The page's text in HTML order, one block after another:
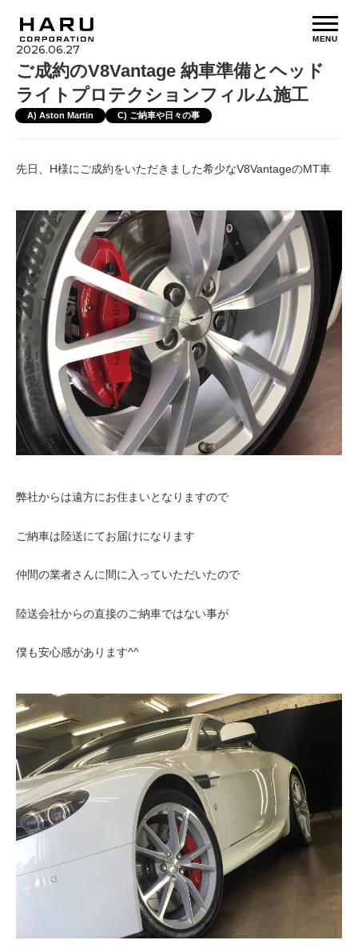
MENU
2026.06.27
ご成約のV8Vantage 納車準備とヘッド
ライトプロテクションフィルム施工
A) Aston Martin C) ご納車や日々の事
先日、H様にご成約をいただきました希少なV8VantageのMT車
弊社からは遠方にお住まいとなりますので
ご納車は陸送にてお届けになります
仲間の業者さんに間に入っていただいたので
陸送会社からの直接のご納車ではない事が
僕も安心感があります^^